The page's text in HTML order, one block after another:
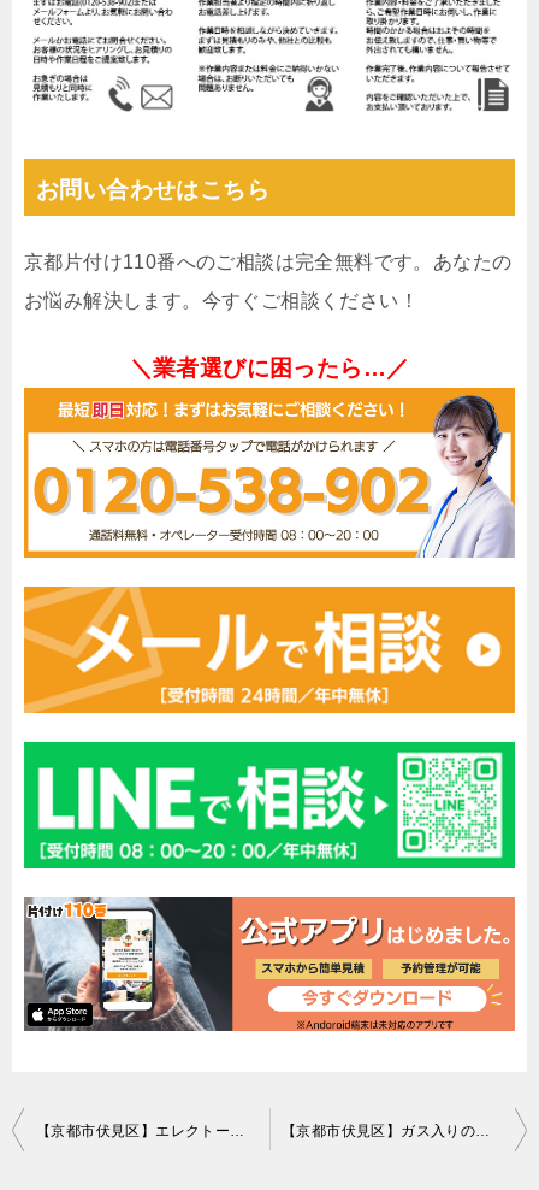
お問い合わせはこちら
京都片付け110番へのご相談は完全無料です。あなたの
お悩み解決します。今すぐご相談ください！
＼業者選びに困ったら…／
投
【京都市伏見区】エレクトーンの回収・処分ご依頼 お客様の声 【京都市伏見区】ガス入りのキャンプ用OD缶の回収・処分ご依頼